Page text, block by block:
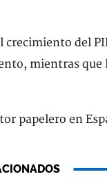
crecimiento del
mientras que